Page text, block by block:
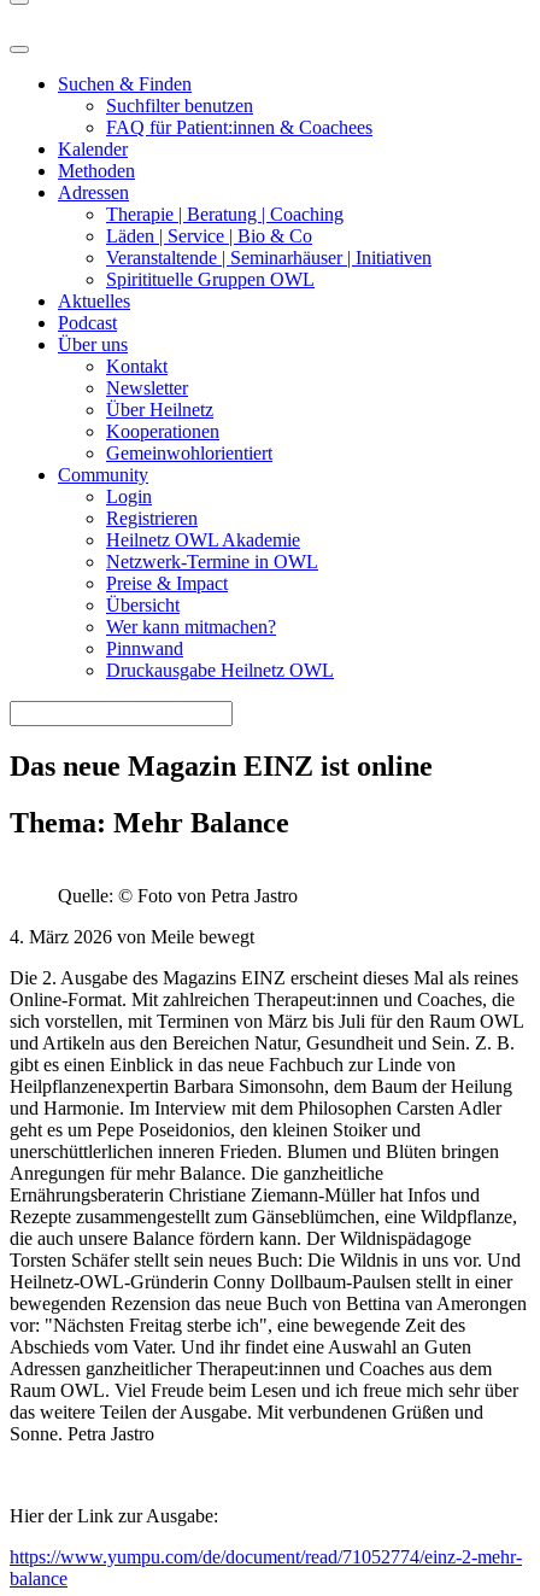
Suchen & Finden
Suchfilter benutzen
FAQ für Patient:innen & Coachees
Kalender
Methoden
Adressen
Therapie | Beratung | Coaching
Läden | Service | Bio & Co
Veranstaltende | Seminarhäuser | Initiativen
Spiritituelle Gruppen OWL
Aktuelles
Podcast
Über uns
Kontakt
Newsletter
Über Heilnetz
Kooperationen
Gemeinwohlorientiert
Community
Login
Registrieren
Heilnetz OWL Akademie
Netzwerk-Termine in OWL
Preise & Impact
Übersicht
Wer kann mitmachen?
Pinnwand
Druckausgabe Heilnetz OWL
Das neue Magazin EINZ ist online
Thema: Mehr Balance
Quelle: © Foto von Petra Jastro
4. März 2026 von Meile bewegt
Die 2. Ausgabe des Magazins EINZ erscheint dieses Mal als reines
Online-Format. Mit zahlreichen Therapeut:innen und Coaches, die
sich vorstellen, mit Terminen von März bis Juli für den Raum OWL
und Artikeln aus den Bereichen Natur, Gesundheit und Sein. Z. B.
gibt es einen Einblick in das neue Fachbuch zur Linde von
Heilpflanzenexpertin Barbara Simonsohn, dem Baum der Heilung
und Harmonie. Im Interview mit dem Philosophen Carsten Adler
geht es um Pepe Poseidonios, den kleinen Stoiker und
unerschüttlerlichen inneren Frieden. Blumen und Blüten bringen
Anregungen für mehr Balance. Die ganzheitliche
Ernährungsberaterin Christiane Ziemann-Müller hat Infos und
Rezepte zusammengestellt zum Gänseblümchen, eine Wildpflanze,
die auch unsere Balance fördern kann. Der Wildnispädagoge
Torsten Schäfer stellt sein neues Buch: Die Wildnis in uns vor. Und
Heilnetz-OWL-Gründerin Conny Dollbaum-Paulsen stellt in einer
bewegenden Rezension das neue Buch von Bettina van Amerongen
vor: "Nächsten Freitag sterbe ich", eine bewegende Zeit des
Abschieds vom Vater. Und ihr findet eine Auswahl an Guten
Adressen ganzheitlicher Therapeut:innen und Coaches aus dem
Raum OWL. Viel Freude beim Lesen und ich freue mich sehr über
das weitere Teilen der Ausgabe. Mit verbundenen Grüßen und
Sonne. Petra Jastro
Hier der Link zur Ausgabe:
https://www.yumpu.com/de/document/read/71052774/einz-2-mehr-
balance